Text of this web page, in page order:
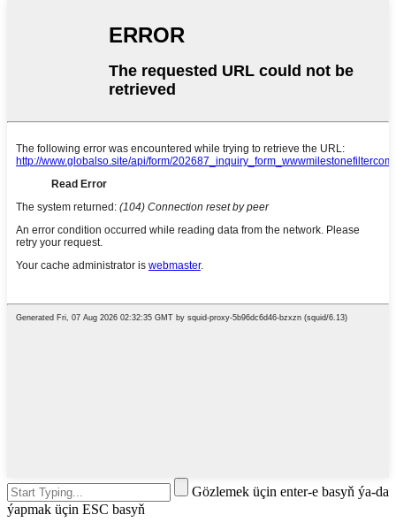
Gözlemek üçin enter-e basyň ýa-da
ýapmak üçin ESC basyň